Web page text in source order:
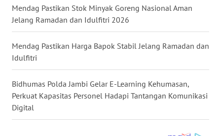
Mendag Pastikan Stok Minyak Goreng Nasional Aman
Jelang Ramadan dan Idulfitri 2026
Mendag Pastikan Harga Bapok Stabil Jelang Ramadan dan
Idulfitri
Bidhumas Polda Jambi Gelar E-Learning Kehumasan,
Perkuat Kapasitas Personel Hadapi Tantangan Komunikasi
Digital
MALUKU
WN
MALUT
WN
WN
DANAU